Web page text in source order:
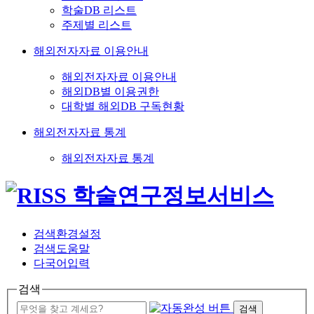
학술DB 리스트
주제별 리스트
해외전자자료 이용안내
해외전자자료 이용안내
해외DB별 이용권한
대학별 해외DB 구독현황
해외전자자료 통계
해외전자자료 통계
검색환경설정
검색도움말
다국어입력
검색
검색